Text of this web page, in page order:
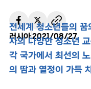
러시아2021/08/27
전세계 청소년들의
자의 다양한 청소년
각 국가에서 최선의
의 땀과 열정이 가득